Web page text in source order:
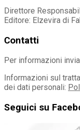
Direttore
Editore: Elzevira di
Contatti
Per informazioni
Informazioni sul
dei dati personali:
Seguici su